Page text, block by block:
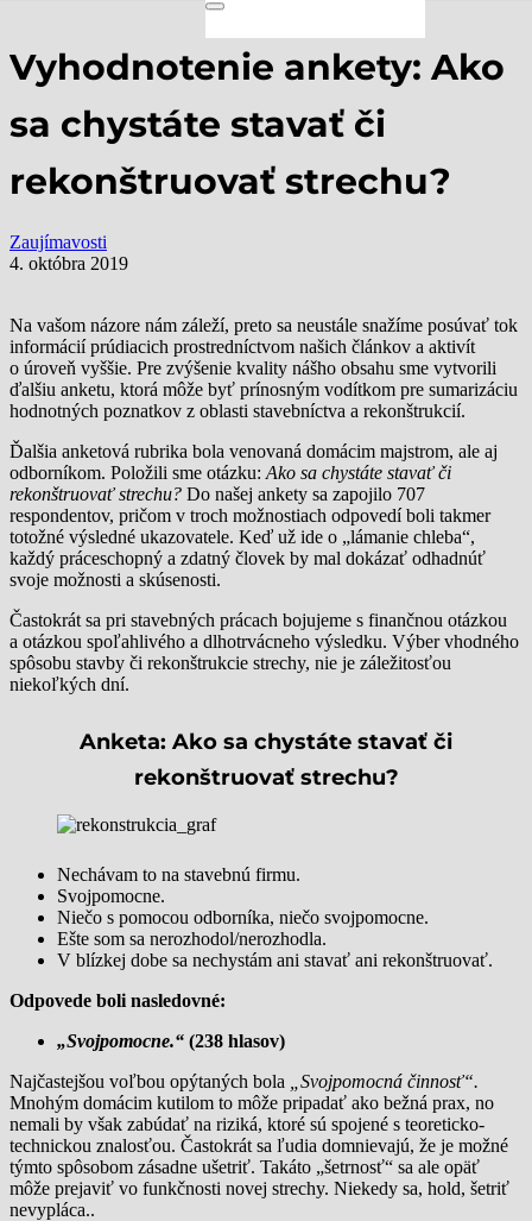
Vyhodnotenie ankety: Ako
sa chystáte stavať či
rekonštruovať strechu?
Zaujímavosti
4. októbra 2019
Na vašom názore nám záleží, preto sa neustále snažíme posúvať tok
informácií prúdiacich prostredníctvom našich článkov a aktivít
o úroveň vyššie. Pre zvýšenie kvality nášho obsahu sme vytvorili
ďalšiu anketu, ktorá môže byť prínosným vodítkom pre sumarizáciu
hodnotných poznatkov z oblasti stavebníctva a rekonštrukcií.
Ďalšia anketová rubrika bola venovaná domácim majstrom, ale aj
odborníkom. Položili sme otázku: Ako sa chystáte stavať či
rekonštruovať strechu? Do našej ankety sa zapojilo 707
respondentov, pričom v troch možnostiach odpovedí boli takmer
totožné výsledné ukazovatele. Keď už ide o „lámanie chleba“,
každý práceschopný a zdatný človek by mal dokázať odhadnúť
svoje možnosti a skúsenosti.
Častokrát sa pri stavebných prácach bojujeme s finančnou otázkou
a otázkou spoľahlivého a dlhotrvácneho výsledku. Výber vhodného
spôsobu stavby či rekonštrukcie strechy, nie je záležitosťou
niekoľkých dní.
Anketa: Ako sa chystáte stavať či
rekonštruovať strechu?
Nechávam to na stavebnú firmu.
Svojpomocne.
Niečo s pomocou odborníka, niečo svojpomocne.
Ešte som sa nerozhodol/nerozhodla.
V blízkej dobe sa nechystám ani stavať ani rekonštruovať.
Odpovede boli nasledovné:
„Svojpomocne.“ (238 hlasov)
Najčastejšou voľbou opýtaných bola
„Svojpomocná činnosť“.
Mnohým domácim kutilom to môže pripadať ako bežná prax, no
nemali by však zabúdať na riziká, ktoré sú spojené s teoreticko-
technickou znalosťou. Častokrát sa ľudia domnievajú, že je možné
týmto spôsobom zásadne ušetriť. Takáto „šetrnosť“ sa ale opäť
môže prejaviť vo funkčnosti novej strechy. Niekedy sa, hold, šetriť
nevypláca..